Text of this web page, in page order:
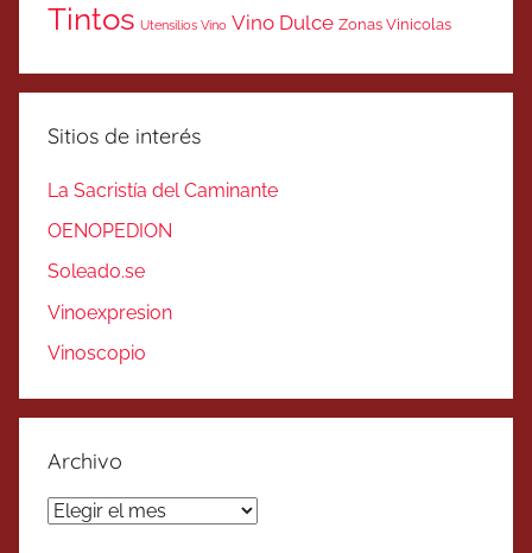
Tintos Utensilios Vino Vino Dulce Zonas Vinicolas
Sitios de interés
La Sacristía del Caminante
OENOPEDION
Soleado.se
Vinoexpresion
Vinoscopio
Archivo
Archivo